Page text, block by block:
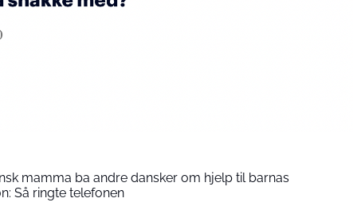
mamma ba andre dansker om hjelp til barnas
Så ringte telefonen